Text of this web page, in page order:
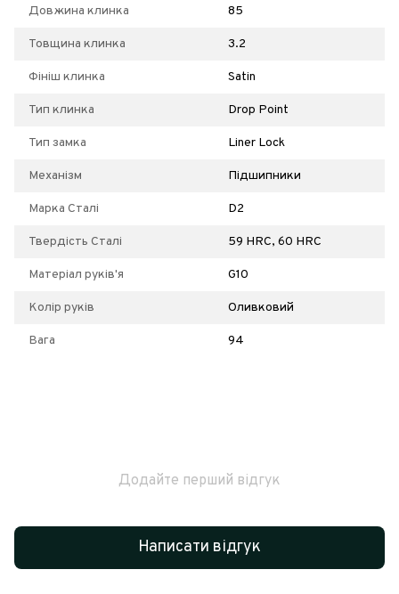
Довжина клинка 85
Товщина клинка 3.2
Фініш клинка Satin
Тип клинка Drop Point
Тип замка Liner Lock
Механізм Підшипники
Марка Сталі D2
Твердість Сталі 59 HRC, 60 HRC
Матеріал руків'я G10
Колір руків Оливковий
Вага 94
Додайте перший відгук
Написати відгук